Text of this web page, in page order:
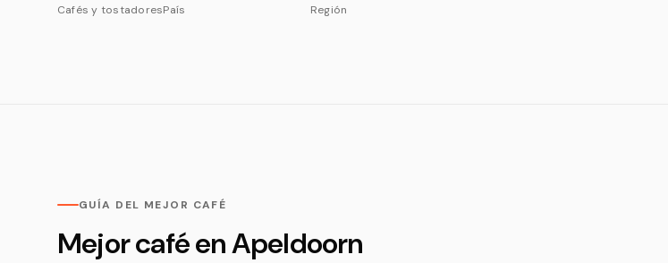
Cafés y tostadoresPaís Región
GUÍA DEL MEJOR CAFÉ
Mejor café en Apeldoorn